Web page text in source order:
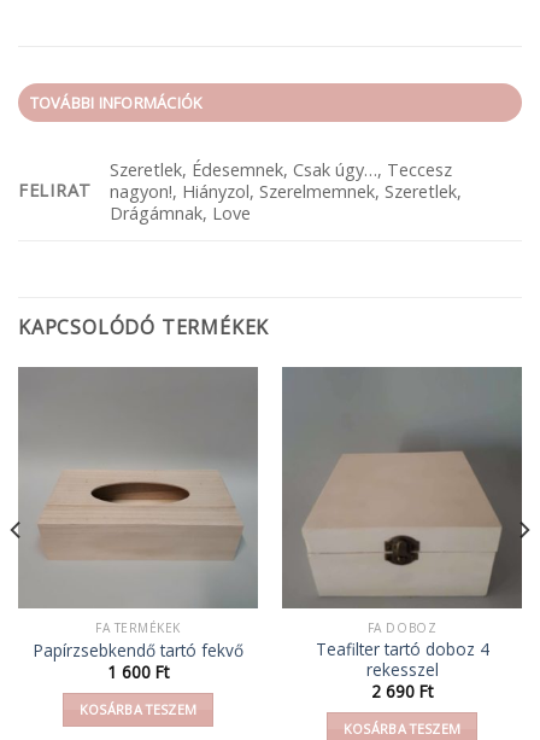
TOVÁBBI INFORMÁCIÓK
FELIRAT
Szeretlek, Édesemnek, Csak úgy…, Teccesz
nagyon!, Hiányzol, Szerelmemnek, Szeretlek,
Drágámnak, Love
KAPCSOLÓDÓ TERMÉKEK
FA TERMÉKEK
Papírzsebkendő tartó fekvő
1 600 Ft
KOSÁRBA TESZEM
FA DOBOZ
Teafilter tartó doboz 4
rekesszel
2 690 Ft
KOSÁRBA TESZEM